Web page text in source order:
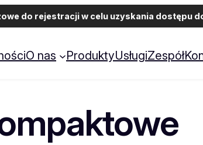
do rejestracji w celu uzyskania dostępu
O nas ProduktyUsługiZespół